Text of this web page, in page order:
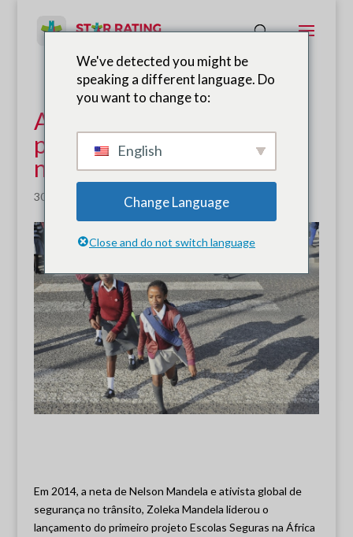
Avanços pioneiros do
projeto 'Escolas Seguras'
na África do Sul
30 de maio de 2015| Notícias
Em 2014, a neta de Nelson Mandela e ativista global de
segurança no trânsito, Zoleka Mandela liderou o
lançamento do primeiro projeto Escolas Seguras na África
We've detected you might be
speaking a different language. Do
you want to change to:
English
Change Language
Close and do not switch language